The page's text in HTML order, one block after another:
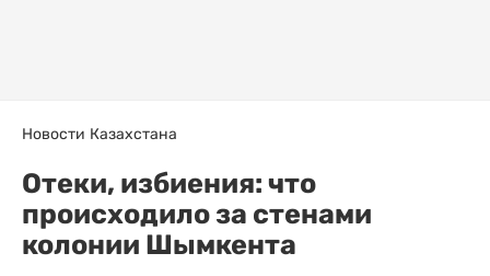
Новости Казахстана
Отеки, избиения: что
происходило за стенами
колонии Шымкента